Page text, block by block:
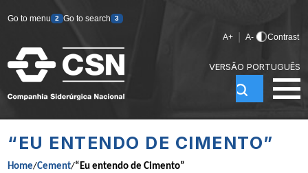
Go to menu 2 Go to search 3
A+ A- Contrast
VERSÃO PORTUGUÊS
“EU ENTENDO DE CIMENTO”
Home/Cement/“Eu entendo de Cimento”